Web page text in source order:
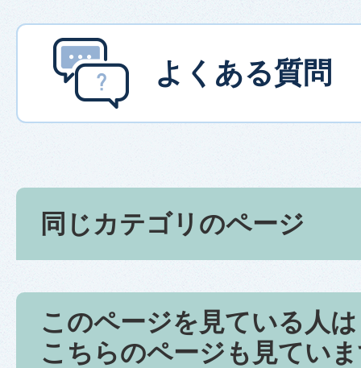
よくある質問
同じカテゴリのページ
このページを見ている人は
こちらのページも見てい